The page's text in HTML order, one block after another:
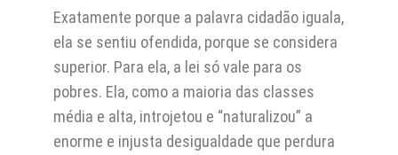
Exatamente porque a palavra cidadão iguala,
ela se sentiu ofendida, porque se considera
superior. Para ela, a lei só vale para os
pobres. Ela, como a maioria das classes
média e alta, introjetou e “naturalizou” a
enorme e injusta desigualdade que perdura